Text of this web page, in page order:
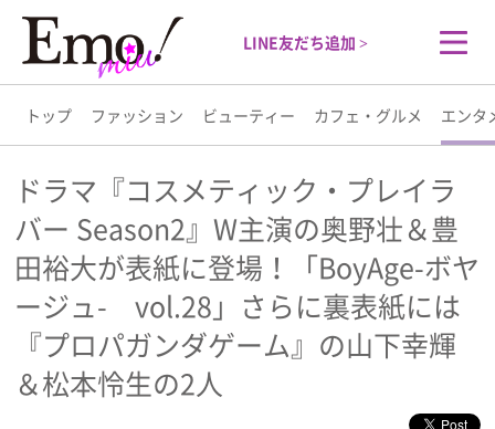
LINE友だち追加 >
トップ ファッション ビューティー カフェ・グルメ エンタ
トップ
ファッション
ビューティー
カフェ・グルメ
ドラマ『コスメティック・プレイラ
バー Season2』W主演の奥野壮＆豊
田裕大が表紙に登場！「BoyAge-ボヤ
ージュ- vol.28」さらに裏表紙には
『プロパガンダゲーム』の山下幸輝
＆松本怜生の2人